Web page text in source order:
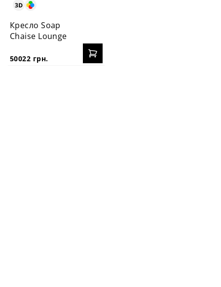
Кресло Soap
Chaise Lounge
50022 грн.